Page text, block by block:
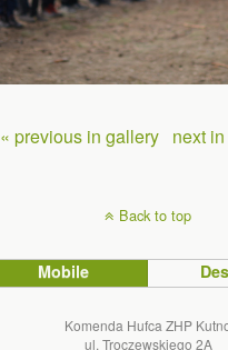
« previous in gallery next
Back to top
Mobile
Komenda Hufca ZHP
ul. Troczewskiego 2A